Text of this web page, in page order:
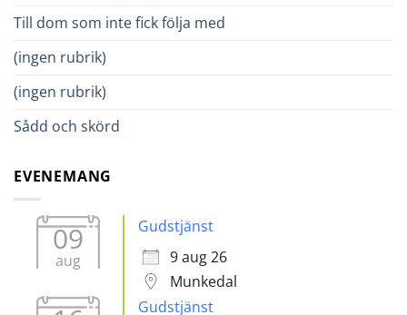
Till dom som inte fick följa med
(ingen rubrik)
(ingen rubrik)
Sådd och skörd
EVENEMANG
09
aug
Gudstjänst
9 aug 26
Munkedal
Gudstjänst